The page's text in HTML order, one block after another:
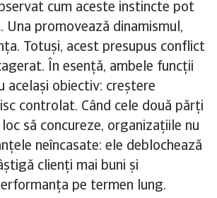
cum aceste instincte pot
Una promovează dinamismul,
Totuși, acest presupus conflict
În esență, ambele funcții
același obiectiv: creștere
controlat. Când cele două părți
să concureze, organizațiile nu
neîncasate: ele deblochează
clienți mai buni și
pe termen lung.